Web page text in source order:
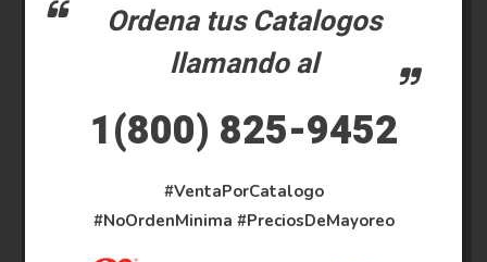
Ordena tus Catalogos
llamando al
1(800) 825-9452
#VentaPorCatalogo
#NoOrdenMinima #PreciosDeMayoreo